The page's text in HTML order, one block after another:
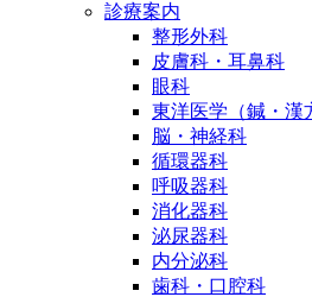
診療案内
整形外科
皮膚科・耳鼻科
眼科
東洋医学（鍼・漢
脳・神経科
循環器科
呼吸器科
消化器科
泌尿器科
内分泌科
歯科・口腔科